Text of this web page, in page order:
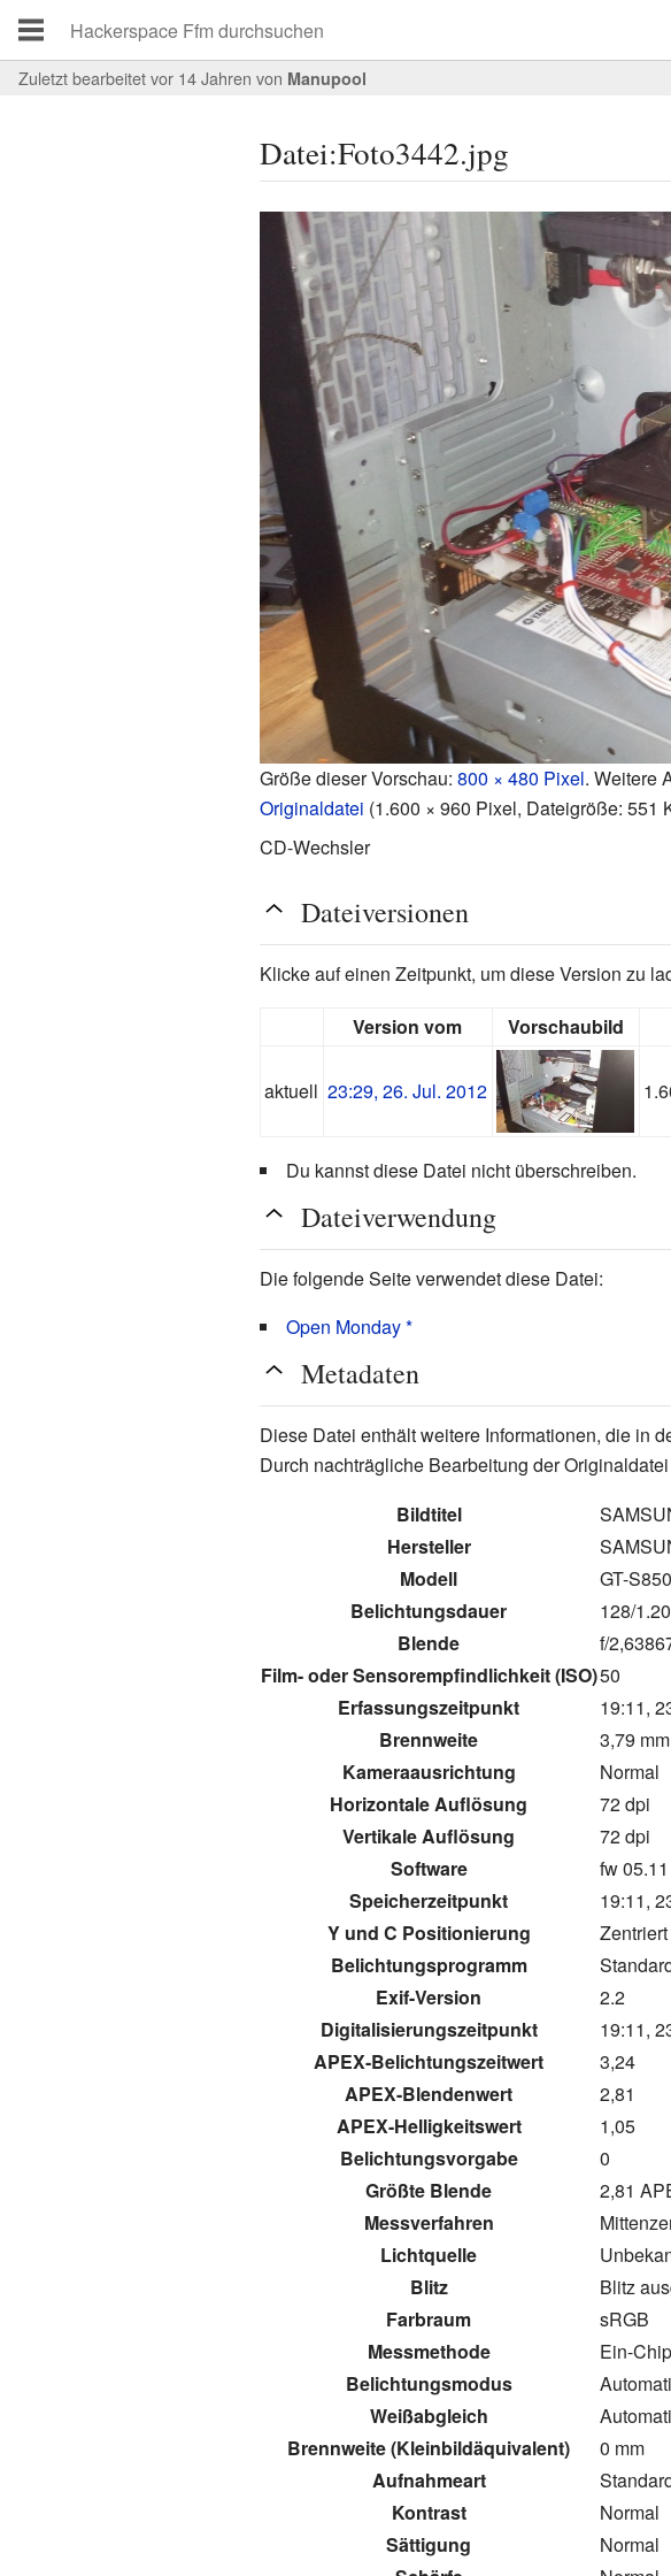
Zuletzt bearbeitet vor 14 Jahren von Manupool
Datei:Foto3442.jpg
Größe dieser Vorschau: 800 × 480 Pixel. Weitere
Originaldatei (1.600 × 960 Pixel, Dateigröße: 551
CD-Wechsler
Dateiversionen
Klicke auf einen Zeitpunkt, um diese Version zu
Version vom
Vorschaubild
aktuell 23:29, 26. Jul. 2012
Du kannst diese Datei nicht überschreiben.
Dateiverwendung
Die folgende Seite verwendet diese Datei:
Open Monday *
Metadaten
Diese Datei enthält weitere Informationen, die in
Durch nachträgliche Bearbeitung der
Bildtitel
Hersteller
Modell
GT-
Belichtungsdauer
128/
Blende
f/
Film- oder Sensorempfindlichkeit (ISO)50
Erfassungszeitpunkt
19:11,
Brennweite
3,79 mm
Kameraausrichtung
Normal
Horizontale Auflösung
72 dpi
Vertikale Auflösung
72 dpi
Software
fw
Speicherzeitpunkt
19:11,
Y und C Positionierung
Zentriert
Belichtungsprogramm
Exif-Version
2.2
Digitalisierungszeitpunkt
19:11,
APEX-Belichtungszeitwert
3,24
APEX-Blendenwert
2,81
APEX-Helligkeitswert
1,05
Belichtungsvorgabe
0
Größte Blende
2,81
Messverfahren
Lichtquelle
Blitz
Blitz
Farbraum
sRGB
Messmethode
Ein-
Belichtungsmodus
Weißabgleich
Brennweite (Kleinbildäquivalent)
0 mm
Aufnahmeart
Kontrast
Normal
Sättigung
Normal